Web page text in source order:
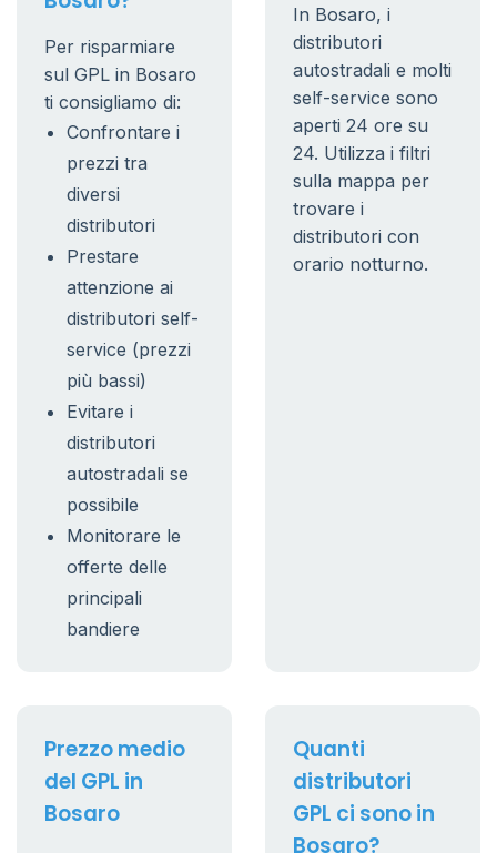
Per risparmiare
sul GPL in Bosaro
ti consigliamo di:
Confrontare i
prezzi tra
diversi
distributori
Prestare
attenzione ai
distributori self-
service (prezzi
più bassi)
Evitare i
distributori
autostradali se
possibile
Monitorare le
offerte delle
principali
bandiere
In Bosaro, i
distributori
autostradali e molti
self-service sono
aperti 24 ore su
24. Utilizza i filtri
sulla mappa per
trovare i
distributori con
orario notturno.
Prezzo medio
del GPL in
Bosaro
Quanti
distributori
GPL ci sono in
Bosaro?